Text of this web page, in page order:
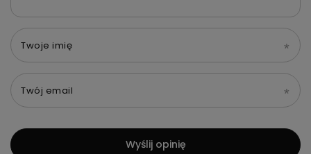
Twoje imię
Twój email
Wyślij opinię